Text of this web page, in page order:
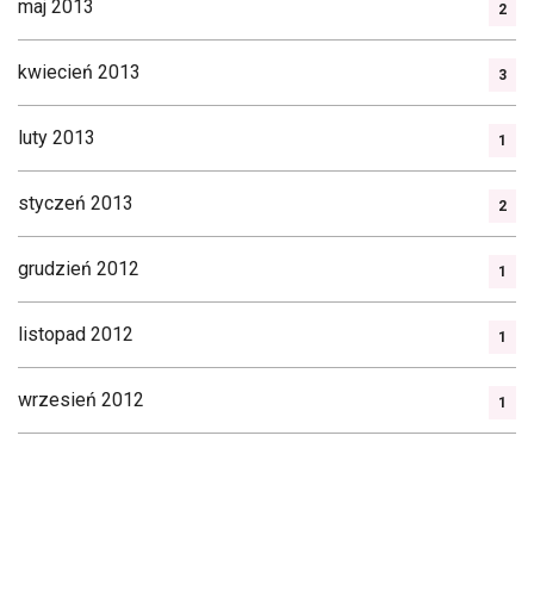
maj 2013 2
kwiecień 2013 3
luty 2013 1
styczeń 2013 2
grudzień 2012 1
listopad 2012 1
wrzesień 2012 1